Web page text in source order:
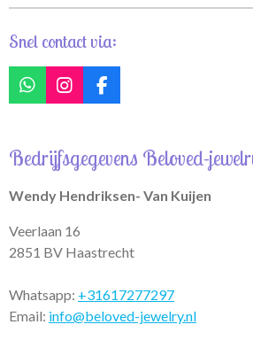
Snel contact via:
W
h
s
p
I
n
a
r
m
F
a
b
o
Bedrijfsgegevens Beloved-
Wendy Hendriksen- Van Kuijen
Veerlaan 16
2851 BV Haastrecht
Whatsapp: +31617277297
Email: info@beloved-jewelry.nl